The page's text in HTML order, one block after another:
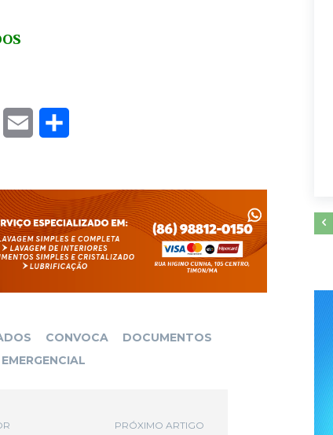
i
l
r
e
CONVOCA
DOCUMENTOS
PRÓXIMO ARTIGO